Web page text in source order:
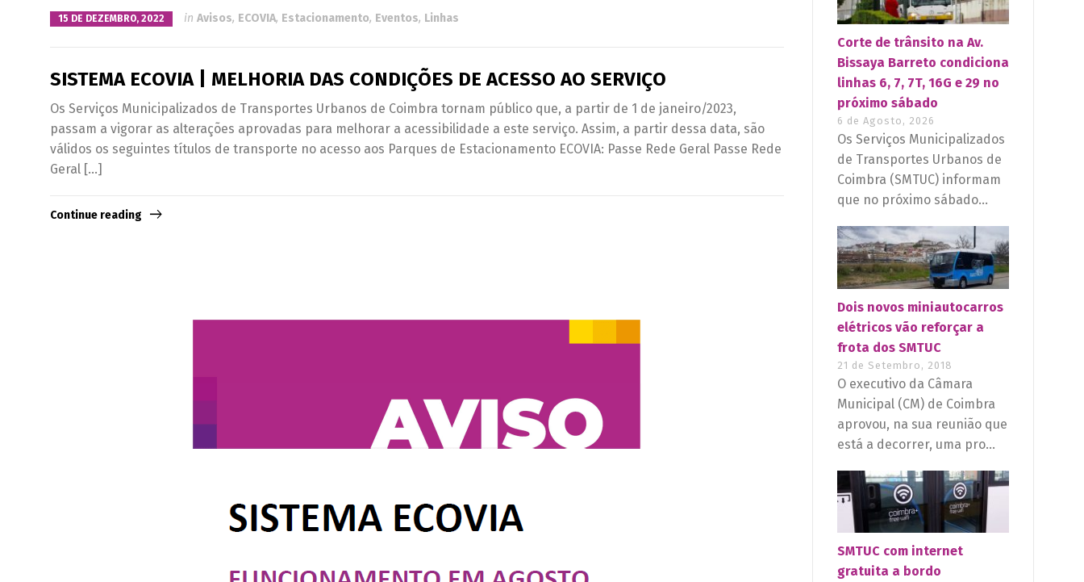
15 DE DEZEMBRO, 2022 in Avisos, ECOVIA, Estacionamento, Eventos, Linhas
SISTEMA ECOVIA | MELHORIA DAS CONDIÇÕES DE ACESSO AO SERVIÇO
Os Serviços Municipalizados de Transportes Urbanos de Coimbra tornam público que, a partir de 1 de janeiro/2023,
passam a vigorar as alterações aprovadas para melhorar a acessibilidade a este serviço. Assim, a partir dessa data, são
válidos os seguintes títulos de transporte no acesso aos Parques de Estacionamento ECOVIA: Passe Rede Geral Passe Rede
Geral […]
Continue reading
Corte de trânsito na Av.
Bissaya Barreto condiciona
linhas 6, 7, 7T, 16G e 29 no
próximo sábado
6 de Agosto, 2026
Os Serviços Municipalizados
de Transportes Urbanos de
Coimbra (SMTUC) informam
que no próximo sábado...
Dois novos miniautocarros
elétricos vão reforçar a
frota dos SMTUC
21 de Setembro, 2018
O executivo da Câmara
Municipal (CM) de Coimbra
aprovou, na sua reunião que
está a decorrer, uma pro...
SMTUC com internet
gratuita a bordo